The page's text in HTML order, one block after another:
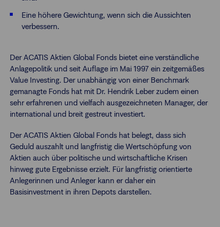
Eine höhere Gewichtung, wenn sich die Aussichten
verbessern.
Der ACATIS Aktien Global Fonds bietet eine verständliche
Anlagepolitik und seit Auflage im Mai 1997 ein zeitgemäßes
Value Investing. Der unabhängig von einer Benchmark
gemanagte Fonds hat mit Dr. Hendrik Leber zudem einen
sehr erfahrenen und vielfach ausgezeichneten Manager, der
international und breit gestreut investiert.
Der ACATIS Aktien Global Fonds hat belegt, dass sich
Geduld auszahlt und langfristig die Wertschöpfung von
Aktien auch über politische und wirtschaftliche Krisen
hinweg gute Ergebnisse erzielt. Für langfristig orientierte
Anlegerinnen und Anleger kann er daher ein
Basisinvestment in ihren Depots darstellen.